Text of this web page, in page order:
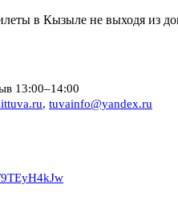
в Кызыле не выходя
13:00–14:00
, tuvainfo@yandex.ru